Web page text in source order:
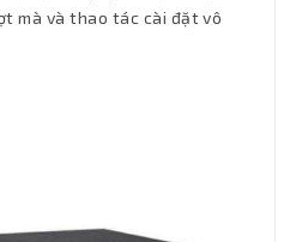
mà và thao tác cài đặt vô